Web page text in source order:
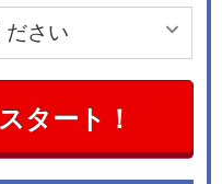
タート！